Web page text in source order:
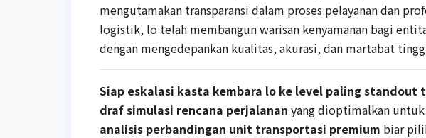
mengutamakan transparansi dalam proses pelayanan dan
logistik, lo telah membangun warisan kenyamanan bagi
dengan mengedepankan kualitas, akurasi, dan martabat
Siap eskalasi kasta kembara lo ke level paling standout
draf simulasi rencana perjalanan yang dioptimalkan
analisis perbandingan unit transportasi premium biar